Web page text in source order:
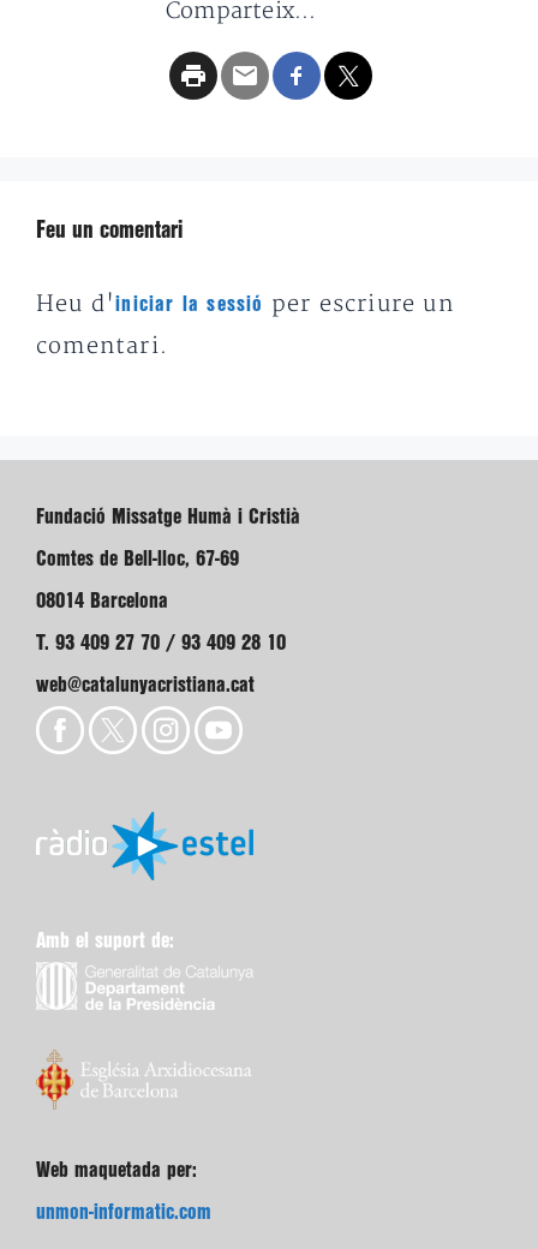
Comparteix...
Feu un comentari
Heu d'iniciar la sessió
per escriure un
comentari.
Fundació Missatge Humà i Cristià
Comtes de Bell-lloc, 67-69
08014 Barcelona
T. 93 409 27 70 / 93 409 28 10
web@catalunyacristiana.cat
Amb el suport de:
Web maquetada per:
unmon-informatic.com